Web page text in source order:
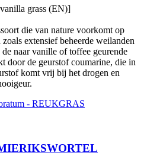
grass (EN)]
die van nature voorkomt op
extensief beheerde weilanden
naar vanille of toffee geurende
door de geurstof coumarine, die in
komt vrij bij het drogen en
- REUKGRAS